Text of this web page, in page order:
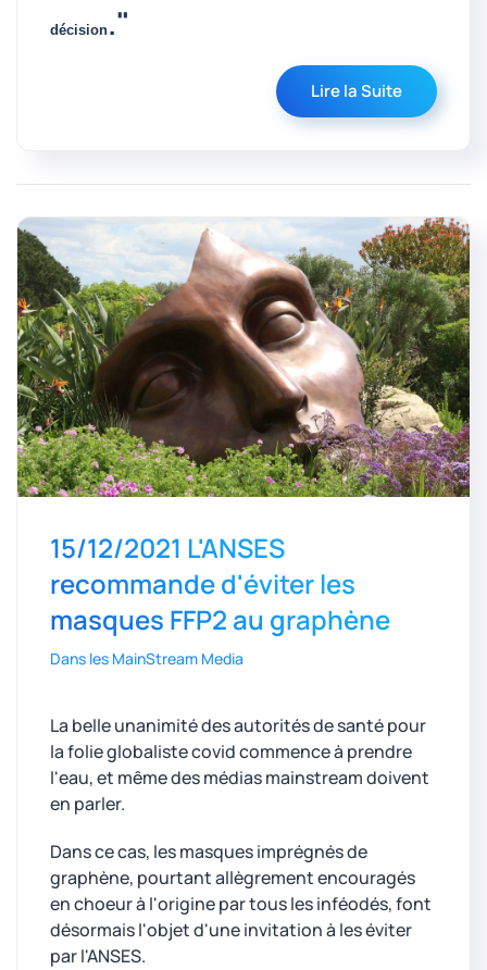
décision."
Lire la Suite
15/12/2021 L'ANSES
recommande d'éviter les
masques FFP2 au graphène
Dans les MainStream Media
La belle unanimité des autorités de santé pour
la folie globaliste covid commence à prendre
l'eau, et même des médias mainstream doivent
en parler.
Dans ce cas, les masques imprégnés de
graphène, pourtant allègrement encouragés
en choeur à l'origine par tous les inféodés, font
désormais l'objet d'une invitation à les éviter
par l'ANSES.